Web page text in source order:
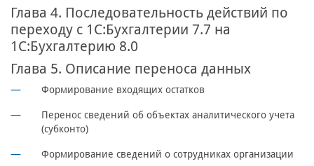
Глава 4. Последовательность действий по
переходу с 1С:Бухгалтерии 7.7 на
1С:Бухгалтерию 8.0
Глава 5. Описание переноса данных
Формирование входящих остатков
Перенос сведений об объектах аналитического учета
(субконто)
Формирование сведений о сотрудниках организации